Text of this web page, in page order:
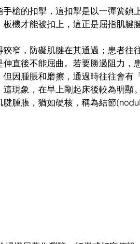
槍的扣掣，這扣掣是以一彈簧鍞
機才能被扣上，這正是屈指肌腱
窄，防礙肌腱在其通過；患者往
直後不能屈曲。若要勝過阻力，
因腫脹和磨擦，通過時往往會有
現象，在早上剛起床後較為明顯
腫脹，猶如硬核，稱為結節